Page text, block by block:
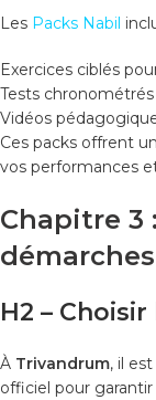
Les Packs Nabil
Exercices ciblés
Tests
Vidéos
Ces packs offrent
vos performances
Chapitre 3
H2 –
À Trivandrum, il
officiel pour